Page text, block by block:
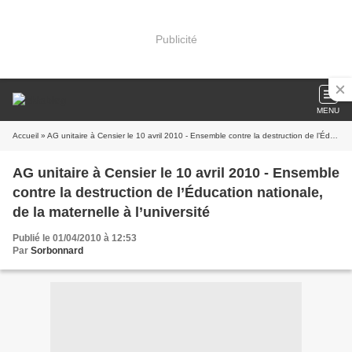
Publicité
MENU
Accueil » AG unitaire à Censier le 10 avril 2010 - Ensemble contre la destruction de l’Éducation nationale, de la maternelle à l’université
AG unitaire à Censier le 10 avril 2010 - Ensemble
contre la destruction de l’Éducation nationale,
de la maternelle à l’université
Publié le 01/04/2010 à 12:53
Par Sorbonnard